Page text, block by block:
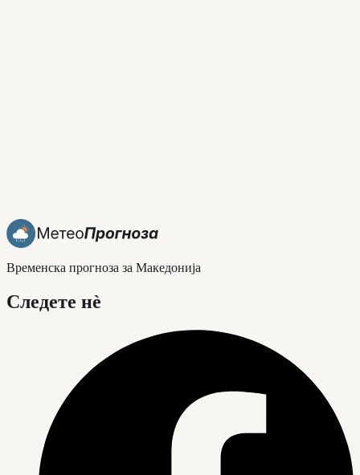
Временска прогноза за Македонија
Следете нè